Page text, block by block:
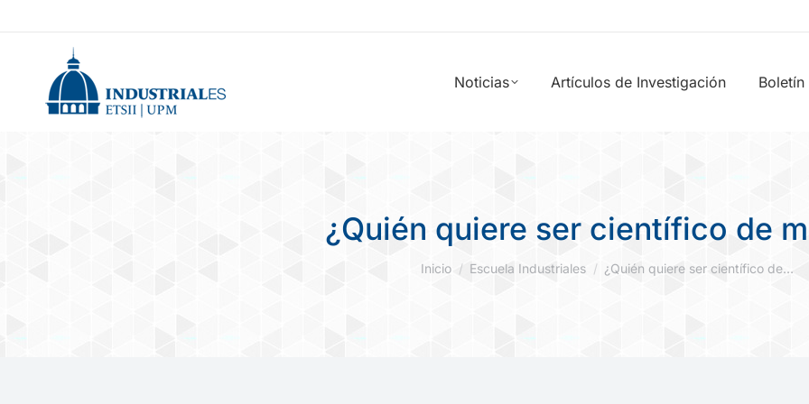
Noticias Artículos de Investigación Boletín
¿Quién quiere ser científico de
Estás aquí:
Inicio Escuela Industriales ¿Quién quiere ser científico de…